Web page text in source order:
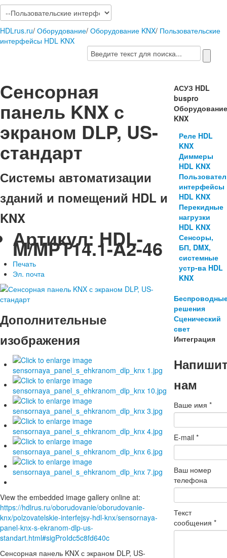
HDLrus.ru/ Оборудование/ Оборудование KNX/ Пользовательские
интерфейсы HDL KNX
Сенсорная
панель KNX с
экраном DLP, US-
стандарт
Системы автоматизации
зданий и помещений HDL и
KNX
Артикул: HDL-
M/MPT14.1-A2-46
Печать
Эл. почта
Дополнительные
изображения
View the embedded image gallery online at:
https://hdlrus.ru/oborudovanie/oborudovanie-
knx/polzovatelskie-interfejsy-hdl-knx/sensornaya-
panel-knx-s-ekranom-dlp-us-
standart.html#sigProIdc5c8fd640c
Сенсорная панель KNX с экраном DLP, US-
АСУЗ HDL
buspro
KNX
Реле HDL
KNX
Диммеры
HDL KNX
интерфейсы
HDL KNX
Перекидные
нагрузки
HDL KNX
Сенсоры,
БП, DMX,
системные
устр-ва HDL
KNX
решения
Сценический
свет
Интеграция
нам
Ваше имя*
E-mail*
Ваш номер
телефона
Текст
сообщения*